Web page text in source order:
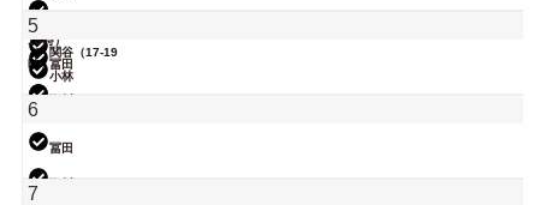
関谷（17-19
時）
18時）
小林
5
冨田
6
冨田
7